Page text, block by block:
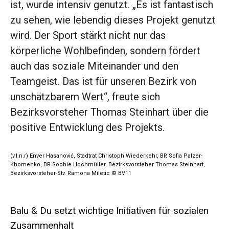
ist, wurde intensiv genutzt. „Es ist fantastisch
zu sehen, wie lebendig dieses Projekt genutzt
wird. Der Sport stärkt nicht nur das
körperliche Wohlbefinden, sondern fördert
auch das soziale Miteinander und den
Teamgeist. Das ist für unseren Bezirk von
unschätzbarem Wert“, freute sich
Bezirksvorsteher Thomas Steinhart über die
positive Entwicklung des Projekts.
(v.l.n.r) Enver Hasanović, Stadtrat Christoph Wiederkehr, BR Sofia Palzer-
Khomenko, BR Sophie Hochmüller, Bezirksvorsteher Thomas Steinhart,
Bezirksvorsteher-Stv. Ramona Miletic © BV11
Balu & Du setzt wichtige Initiativen für sozialen
Zusammenhalt